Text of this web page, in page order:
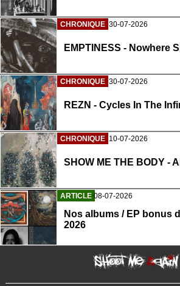
CHRONIQUE 30-07-2026
EMPTINESS - Nowhere
CHRONIQUE 30-07-2026
REZN - Cycles In The
CHRONIQUE 10-07-2026
SHOW ME THE BODY -
ARTICLE 08-07-2026
Nos albums / EP bonus
2026